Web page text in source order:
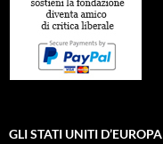
GLI STATI UNITI D’EUROPA